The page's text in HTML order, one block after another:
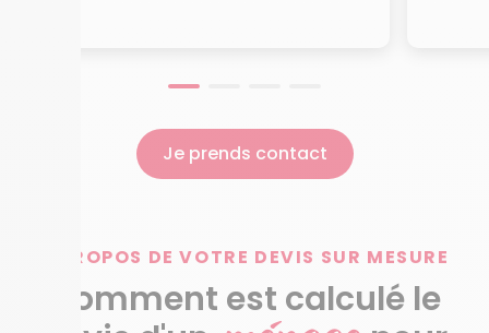
Je prends contact
À PROPOS DE VOTRE DEVIS SUR MESURE
Comment est calculé le